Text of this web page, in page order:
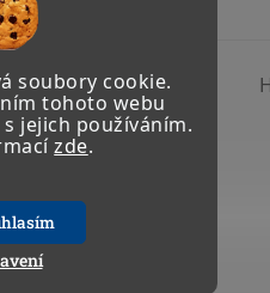
soubory cookie.
tohoto webu
jejich používáním.
zde.
TISK ZEPTAT SE